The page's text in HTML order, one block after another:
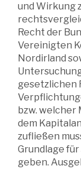
und Wirkung
Recht der
Vereinigten
Nordirland
gesetzlichen
bzw. welcher
dem
zufließen
Grundlage
geben.